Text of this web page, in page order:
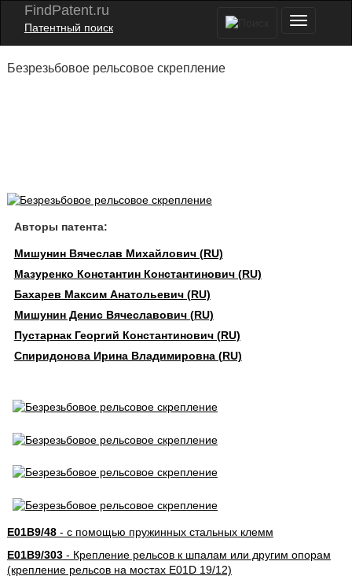
FindPatent.ru
Патентный поиск
Безрезьбовое рельсовое скрепление
Авторы патента:
Мишунин Вячеслав Михайлович (RU)
Мазуренко Константин Константинович (RU)
Бахарев Максим Анатольевич (RU)
Мишунин Денис Вячеславович (RU)
Пустарнак Георгий Константинович (RU)
Спиридонова Ирина Владимировна (RU)
E01B9/48- с помощью пружинных стальных клемм
E01B9/303- Крепление рельсов к шпалам или другим опорам
(крепление рельсов на мостах E01D 19/12)